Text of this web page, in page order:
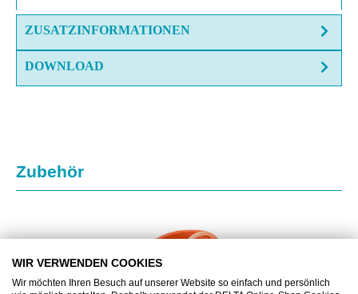
ZUSATZINFORMATIONEN
DOWNLOAD
Produktgalerie überspringen
Zubehör
WIR VERWENDEN COOKIES
Wir möchten Ihren Besuch auf unserer Website so einfach und persönlich